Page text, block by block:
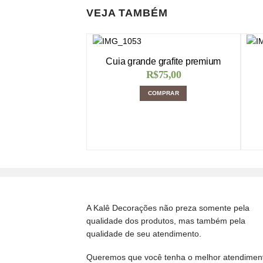
VEJA TAMBÉM
Cuia grande grafite premium
R$75,00
COMPRAR
A Kalê Decorações não preza somente pela
qualidade dos produtos, mas também pela
qualidade de seu atendimento.
Queremos que você tenha o melhor